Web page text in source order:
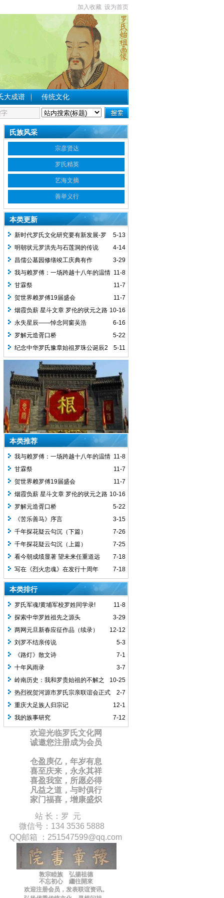
加入收藏 设为首页
大成谱 传统文化
氏族风采
宗彦贤达
罗氏精英
艺海文摘
善举义行
本类更新
5-13
新时代罗氏文化研究要有新发展-罗
义贤
4-14
明朝状元罗洪先与石莲洞的传说
3-29
昌儒公墓园修缮竣工庆典有作
11-8
我与赖罗傅：一场跨越十八年的温情
回望
11-7
甘霖祭
11-7
贺世界赖罗傅19届盛会
10-16
烟霞负薪 星斗文章 罗伦的状元之路
6-16
永失星辰——悼念同窗吴浩
5-22
罗解元造胥口桥
5-11
纪念中华罗氏豫章始祖罗珠公诞辰2
本类推荐
11-8
我与赖罗傅：一场跨越十八年的温情
回望
11-7
甘霖祭
11-7
贺世界赖罗傅19届盛会
10-16
烟霞负薪 星斗文章 罗伦的状元之路
5-22
罗解元造胥口桥
3-15
《苦乐善马》序言
7-26
千年探花疑云勾沉（下篇）
7-25
千年探花疑云勾沉（上篇）
7-18
看今朝成绩显著 望未来任重道远
7-18
写在《烈火忠魂》在发行十周年
本类排行
11-8
罗氏军魂!黄埔军校罗姓同学录!
3-29
探索中华罗姓祖先之源头
12-12
两网元旦新春应征作品（续录）
5-3
刘罗不结亲传说
7-1
《路灯》散文诗
3-7
十年风雨录
10-25
岭南历史：我和罗贵始祖的不解之
缘
2-7
热烈祝贺河源市罗氏宗亲联谊会正式
成立
12-1
重庆大足族人归宗记
7-12
我的族事研究
欢迎光临罗氏文化网
诚邀您注册成为会员
仓盈庾亿，年岁有息
喜至庆来，永永其祥
喜盈我室，所愿必得
凡益之道，与时俱行
家门福喜，增康盛炽
站 长：罗 元
微信号：134 3536 5888
QQ邮箱 ： 251547599@qq.com
敦宗睦族 弘揚祖德
不忘初心 繼往開來
欢迎注册会员， 发表联谊资讯。